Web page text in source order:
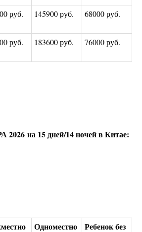
руб. 145900 руб. 68000 руб.
руб. 183600 руб. 76000 руб.
на 15 дней/14 ночей в Китае:
Одноместно
Ребенок без